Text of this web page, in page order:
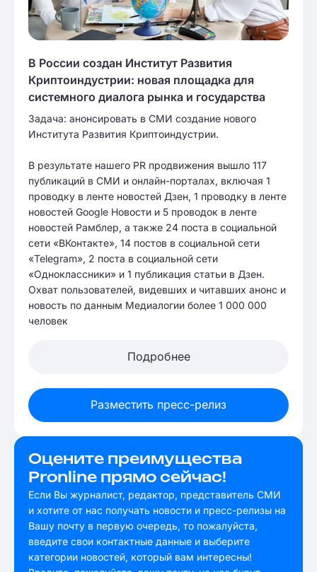
В России создан Институт Развития
Криптоиндустрии: новая площадка для
системного диалога рынка и государства
Задача: анонсировать в СМИ создание нового
Института Развития Криптоиндустрии.
В результате нашего PR продвижения вышло 117
публикаций в СМИ и онлайн-порталах, включая 1
проводку в ленте новостей Дзен, 1 проводку в ленте
новостей Google Новости и 5 проводок в ленте
новостей Рамблер, а также 24 поста в социальной
сети «ВКонтакте», 14 постов в социальной сети
«Telegram», 2 поста в социальной сети
«Одноклассники» и 1 публикация статьи в Дзен.
Охват пользователей, видевших и читавших анонс и
новость по данным Медиалогии более 1 000 000
человек
Подробнее
Разместить пресс-релиз
Оцените преимущества
Pronline прямо сейчас!
Если Вы журналист, редактор, представитель СМИ
и хотите от нас получать новости и пресс-релизы на
Вашу почту в первую очередь, то пожалуйста,
введите свои контактные данные и выберите
категории новостей, который вам интересны!